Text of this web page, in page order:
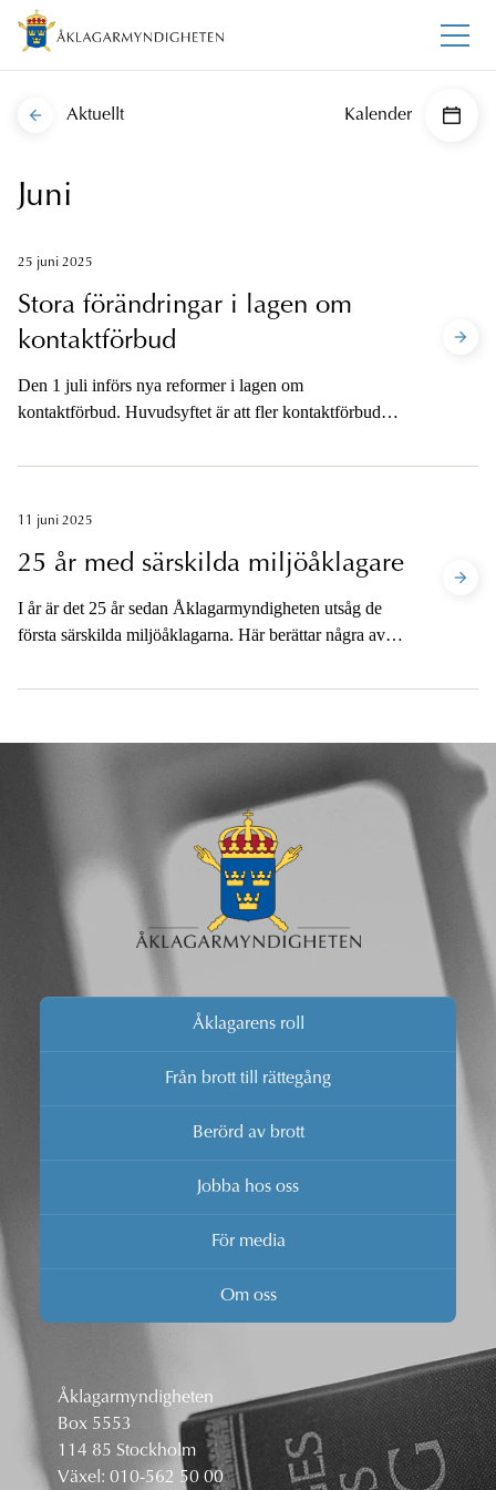
Aktuellt Kalender
Juni
25 juni 2025
Stora förändringar i lagen om
kontaktförbud
Den 1 juli införs nya reformer i lagen om
kontaktförbud. Huvudsyftet är att fler kontaktförbud
Kammaråklagare Malin Wallén berättar här om de
11 juni 2025
25 år med särskilda miljöåklagare
I år är det 25 år sedan Åklagarmyndigheten utsåg de
första särskilda miljöåklagarna. Här berättar några av
gick till när de kom in på banan och hur arbetet med
Åklagarens roll
Från brott till rättegång
Berörd av brott
Jobba hos oss
För media
Om oss
Åklagarmyndigheten
Box 5553
114 85 Stockholm
Växel: 010-562 50 00